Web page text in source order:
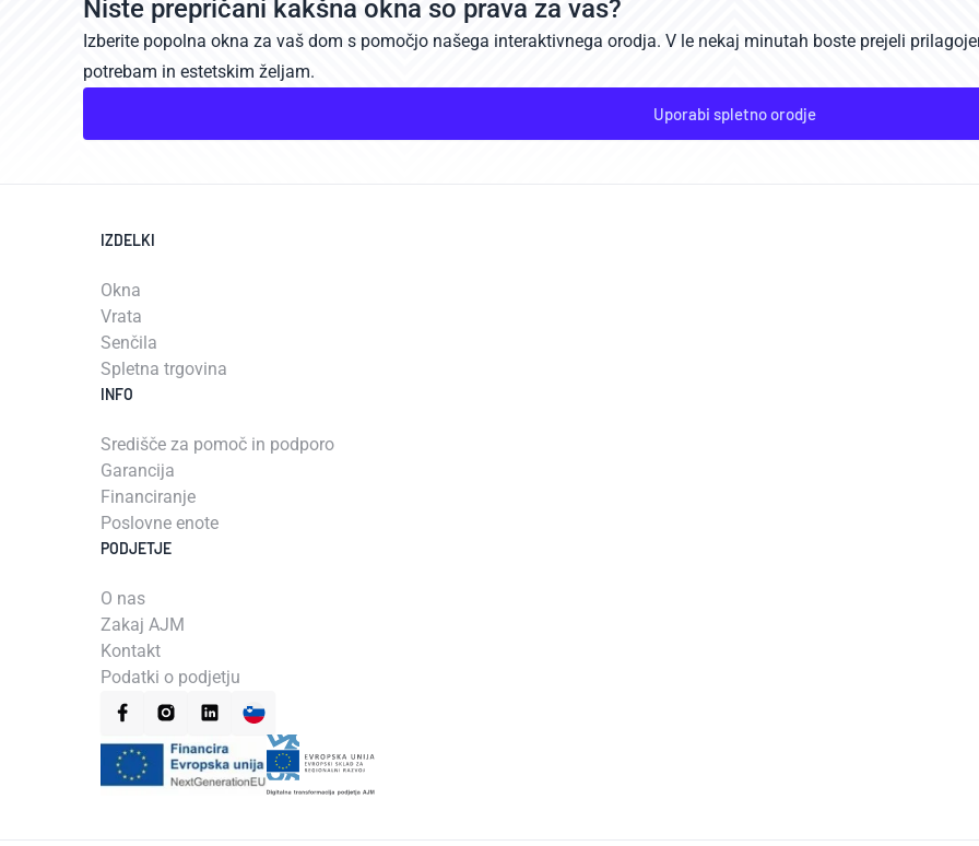
Niste prepričani kakšna okna so prava za vas?
Izberite popolna okna za vaš dom s pomočjo našega interaktivnega orodja. V le nekaj minutah boste prejeli
potrebam in estetskim željam.
Uporabi spletno orodje
IZDELKI
Okna
Vrata
Senčila
Spletna trgovina
INFO
Središče za pomoč in podporo
Garancija
Financiranje
Poslovne enote
PODJETJE
O nas
Zakaj AJM
Kontakt
Podatki o podjetju